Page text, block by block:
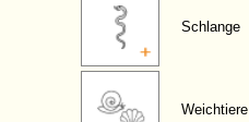
Schlange
Weichtiere